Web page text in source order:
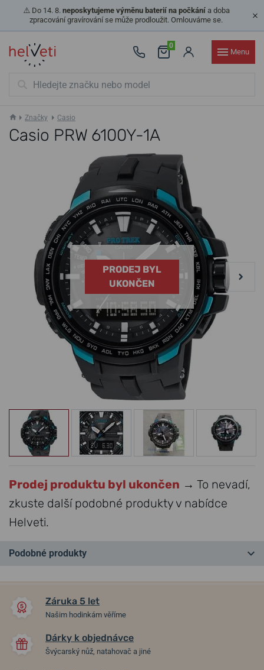
⚠️ Do 14. 8. neposkytujeme výměnu baterií na počkánía doba
zpracování gravírování se může prodloužit. Omlouváme se.
0
Menu
Značky Casio
Casio PRW 6100Y-1A
PRODEJ BYL
UKONČEN
Prodej produktu byl ukončen → To nevadí,
zkuste další podobné produkty v nabídce
Helveti.
Podobné produkty
Záruka 5 let
Našim hodinkám věříme
Dárky k objednávce
Švýcarský nůž, natahovač a jiné